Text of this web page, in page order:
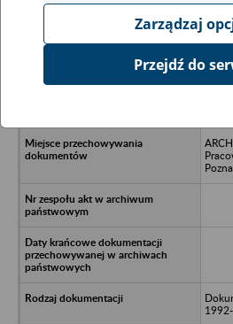
Ukryj wszystkie pozycje bazy
Zarządzaj
Przejdź do